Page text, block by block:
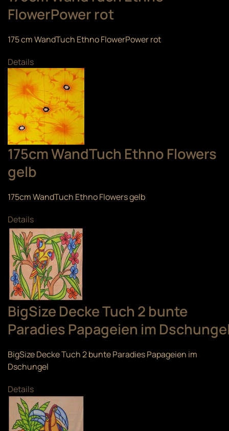
FlowerPower rot
175 cm WandTuch Ethno FlowerPower rot
Details
175cm WandTuch Ethno Flowers
gelb
175cm WandTuch Ethno Flowers gelb
Details
BigSize Decke Tuch 2 bunte
Paradies Papageien im
BigSize Decke Tuch 2 bunte Paradies Papageien im
Dschungel
Details